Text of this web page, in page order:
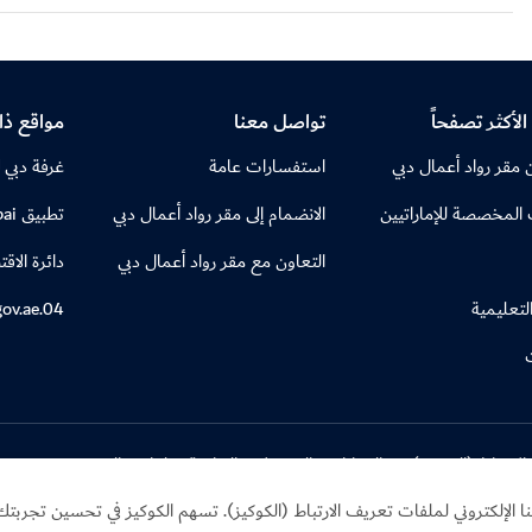
لملفات تعريف الارتباط (الكوكيز). تسهم الكوكيز في تحسين
الأكثر تصفحاً
رواد أعمال دبي
للإماراتيين
تواصل معنا
استفسارات عامة
الانضمام إلى مقر رواد أعمال دبي
التعاون مع مقر رواد أعمال دبي
مواقع
غرفة
تطبيق Visit Dubai
دائرة
04.gov.ae
(الكوكيز) الخيارات والتفضيلات الخاصة بملفات "الكوكيز"